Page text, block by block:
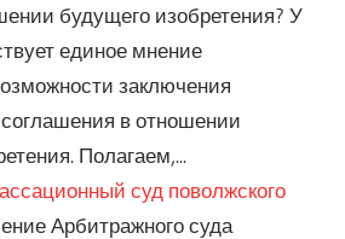
будущего изобретения? У
единое мнение
заключения
в отношении
Полагаем,...
суд поволжского
Арбитражного суда